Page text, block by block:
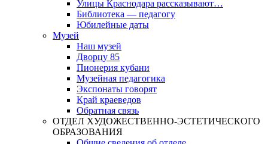
Улицы Краснодара рассказывают…
Библиотека — педагогу
Юбилейные даты
Музей
Наш музей
Дворцу 85
Пионерия кубани
Музейная педагогика
Экспонаты говорят
Край краеведов
Обратная связь
ОТДЕЛ ХУДОЖЕСТВЕННО-ЭСТЕТИЧЕСКОГО
ОБРАЗОВАНИЯ